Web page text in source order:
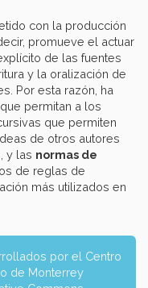
con la producción
promueve el actuar
de las fuentes
y la oralización de
Por esta razón, ha
permitan a los
que permiten
de otros autores
y las normas de
de reglas de
más utilizados en
por el Centro
de Monterrey